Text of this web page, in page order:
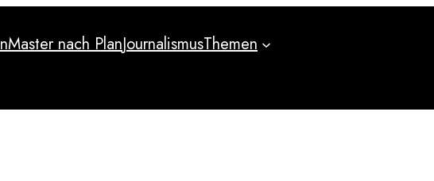
Master nach PlanJournalismusThemen